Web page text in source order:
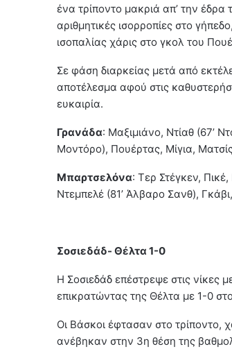
ένα τρίποντο μακριά απ’ την έδρα
αριθμητικές ισορροπίες στο
ισοπαλίας χάρις στο γκολ του
Σε φάση διαρκείας μετά από
αποτέλεσμα αφού στις
ευκαιρία.
Γρανάδα: Μαξιμιάνο, Ντίαθ (67’
Μοντόρο), Πουέρτας, Μίγια,
Μπαρτσελόνα: Τερ Στέγκεν,
Ντεμπελέ (81’ Άλβαρο Σανθ),
Σοσιεδάδ- Θέλτα 1-0
Η Σοσιεδάδ επέστρεψε στις νίκες
επικρατώντας της Θέλτα με 1-0
Οι Βάσκοι έφτασαν στο τρίποντο,
ανέβηκαν στην 3η θέση της